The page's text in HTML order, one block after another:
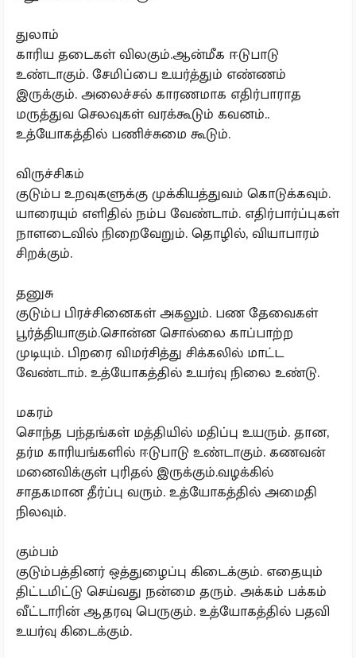
துலாம்
காரிய தடைகள் விலகும்.ஆன்மீக ஈடுபாடு
உண்டாகும். சேமிப்பை உயர்த்தும் எண்ணம்
இருக்கும். அலைச்சல் காரணமாக எதிர்பாராத
மருத்துவ செலவுகள் வரக்கூடும் கவனம்..
உத்யோகத்தில் பணிச்சுமை கூடும்.
விருச்சிகம்
குடும்ப உறவுகளுக்கு முக்கியத்துவம் கொடுக்கவும்.
யாரையும் எளிதில் நம்ப வேண்டாம். எதிர்பார்ப்புகள்
நாளடைவில் நிறைவேறும். தொழில், வியாபாரம்
சிறக்கும்.
தனுசு
குடும்ப பிரச்சினைகள் அகலும். பண தேவைகள்
பூர்த்தியாகும்.சொன்ன சொல்லை காப்பாற்ற
முடியும். பிறரை விமர்சித்து சிக்கலில் மாட்ட
வேண்டாம். உத்யோகத்தில் உயர்வு நிலை உண்டு.
மகரம்
சொந்த பந்தங்கள் மத்தியில் மதிப்பு உயரும். தான,
தர்ம காரியங்களில் ஈடுபாடு உண்டாகும். கணவன்
மனைவிக்குள் புரிதல் இருக்கும்.வழக்கில்
சாதகமான தீர்ப்பு வரும். உத்யோகத்தில் அமைதி
நிலவும்.
கும்பம்
குடும்பத்தினர் ஒத்துழைப்பு கிடைக்கும். எதையும்
திட்டமிட்டு செய்வது நன்மை தரும். அக்கம் பக்கம்
வீட்டாரின் ஆதரவு பெருகும். உத்யோகத்தில் பதவி
உயர்வு கிடைக்கும்.